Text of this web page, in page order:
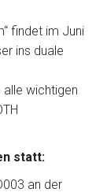
findet im Juni
ins duale
alle wichtigen
statt:
an der